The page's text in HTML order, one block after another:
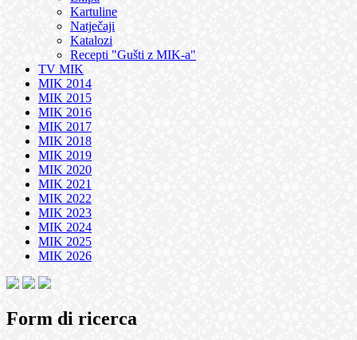
Kartuline
Natječaji
Katalozi
Recepti "Gušti z MIK-a"
TV MIK
MIK 2014
MIK 2015
MIK 2016
MIK 2017
MIK 2018
MIK 2019
MIK 2020
MIK 2021
MIK 2022
MIK 2023
MIK 2024
MIK 2025
MIK 2026
Form di ricerca